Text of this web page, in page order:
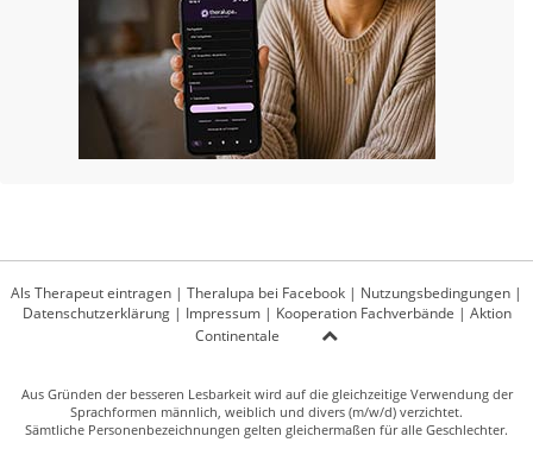
Als Therapeut eintragen | Theralupa bei Facebook | Nutzungsbedingungen |
Datenschutzerklärung| Impressum| Kooperation Fachverbände | Aktion
Continentale
Aus Gründen der besseren Lesbarkeit wird auf die gleichzeitige Verwendung der
Sprachformen männlich, weiblich und divers (m/w/d) verzichtet.
Sämtliche Personenbezeichnungen gelten gleichermaßen für alle Geschlechter.